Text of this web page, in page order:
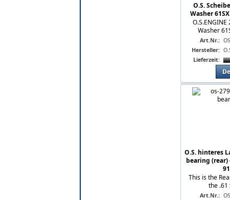
O.S.
Washer
Washer
Art.Nr.:
Hersteller:
Lieferzeit:
O.S. hinteres
bearing (rear)
This is the
the .61
Art.Nr.: